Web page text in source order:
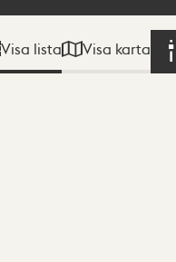
Visa lista Visa karta